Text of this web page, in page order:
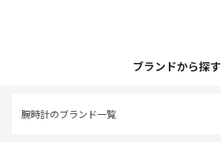
ブランドから探す
腕時計のブランド一覧